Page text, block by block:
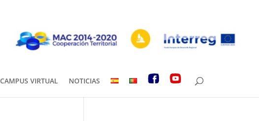
CAMPUS VIRTUAL NOTICIAS